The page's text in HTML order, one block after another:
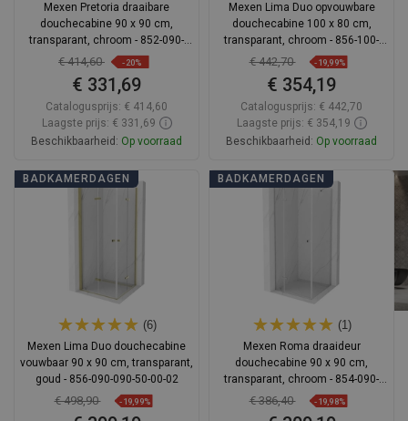
Mexen Pretoria draaibare
douchecabine 90 x 90 cm,
transparant, chroom - 852-090-
090-01-00
€ 414,60 -20%
€ 331,69
Catalogusprijs: € 414,60
Laagste prijs: € 331,69
Beschikbaarheid: Op voorraad
In winkelwagen
Mexen Lima Duo opvouwbare
douchecabine 100 x 80 cm,
transparant, chroom - 856-100-
080-02-00
€ 442,70 -19,99%
€ 354,19
Catalogusprijs: € 442,70
Laagste prijs: € 354,19
Beschikbaarheid: Op voorraad
In winkelwagen
BADKAMERDAGEN
(6)
Mexen Lima Duo douchecabine
vouwbaar 90 x 90 cm, transparant,
goud - 856-090-090-50-00-02
€ 498,90 -19,99%
BADKAMERDAGEN
(1)
Mexen Roma draaideur
douchecabine 90 x 90 cm,
transparant, chroom - 854-090-
090-01-00
€ 386,40 -19,98%